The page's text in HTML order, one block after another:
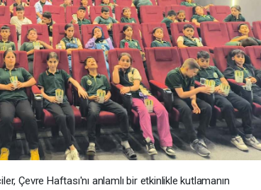
Çevre Haftası'nı anlamlı bir etkinlikle kutlamanın